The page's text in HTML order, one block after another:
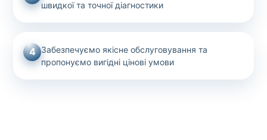
швидкої та точної діагностики
4 Забезпечуємо якісне обслуговування та
пропонуємо вигідні цінові умови